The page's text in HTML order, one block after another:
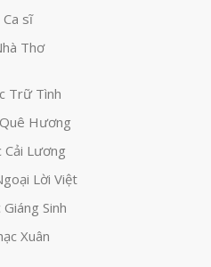
Ca sĩ
Thơ
Trữ Tình
Hương
Cải Lương
Lời Việt
Giáng Sinh
Xuân